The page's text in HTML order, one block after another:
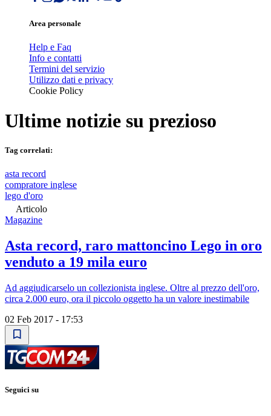
Area personale
Help e Faq
Info e contatti
Termini del servizio
Utilizzo dati e privacy
Cookie Policy
Ultime notizie su prezioso
Tag correlati:
asta record
compratore inglese
lego d'oro
Articolo
Magazine
Asta record, raro mattoncino Lego in oro
venduto a 19 mila euro
Ad aggiudicarselo un collezionista inglese. Oltre al prezzo dell'oro,
circa 2.000 euro, ora il piccolo oggetto ha un valore inestimabile
02 Feb 2017 - 17:53
Seguici su